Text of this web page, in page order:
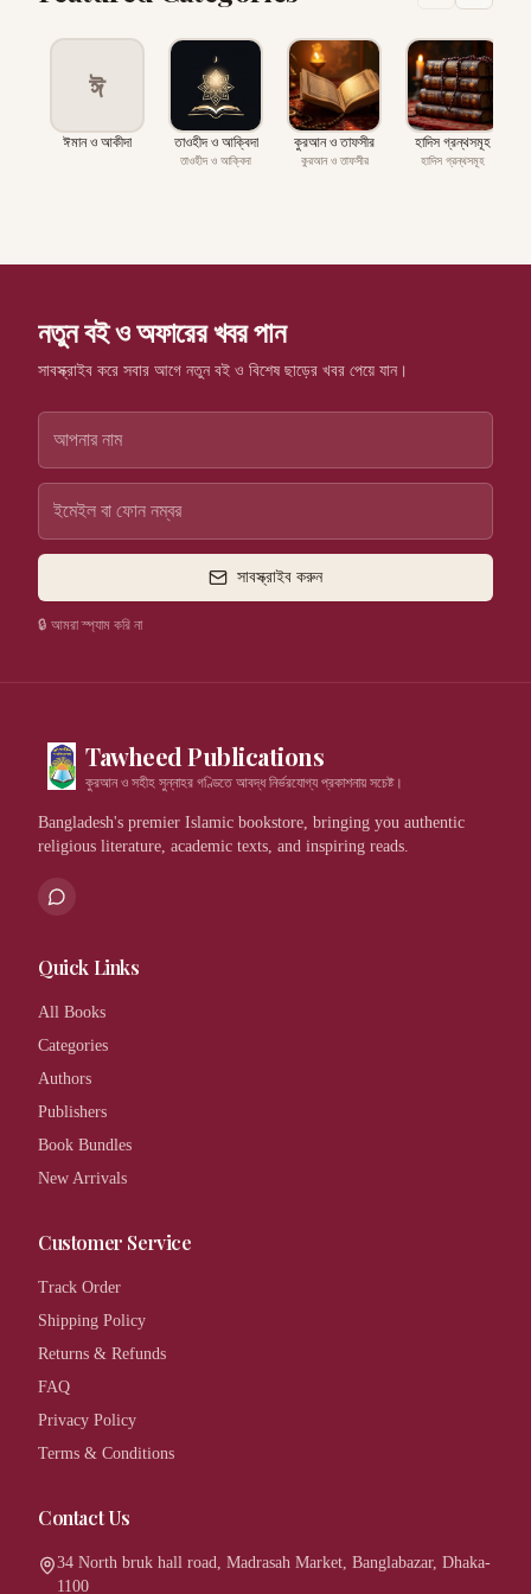
ঈ
ঈমান ও আকীদা তাওহীদ ও আক্বিদা
তাওহীদ ও আক্বিদা
কুরআন ও তাফসীর
কুরআন ও তাফসীর
হাদিস গ্রন্থসমূহ
হাদিস গ্রন্থসমূহ
নতুন বই ও অফারের খবর পান
সাবস্ক্রাইব করে সবার আগে নতুন বই ও বিশেষ ছাড়ের খবর পেয়ে যান।
সাবস্ক্রাইব করুন
🔒 আমরা স্প্যাম করি না
Tawheed Publications
কুরআন ও সহীহ সুন্নাহর গণ্ডিতে আবদ্ধ নির্ভরযোগ্য প্রকাশনায় সচেষ্ট।
Bangladesh's premier Islamic bookstore, bringing you authentic
religious literature, academic texts, and inspiring reads.
Quick Links
All Books
Categories
Authors
Publishers
Book Bundles
New Arrivals
Customer Service
Track Order
Shipping Policy
Returns & Refunds
FAQ
Privacy Policy
Terms & Conditions
Contact Us
34 North bruk hall road, Madrasah Market, Banglabazar, Dhaka-
1100